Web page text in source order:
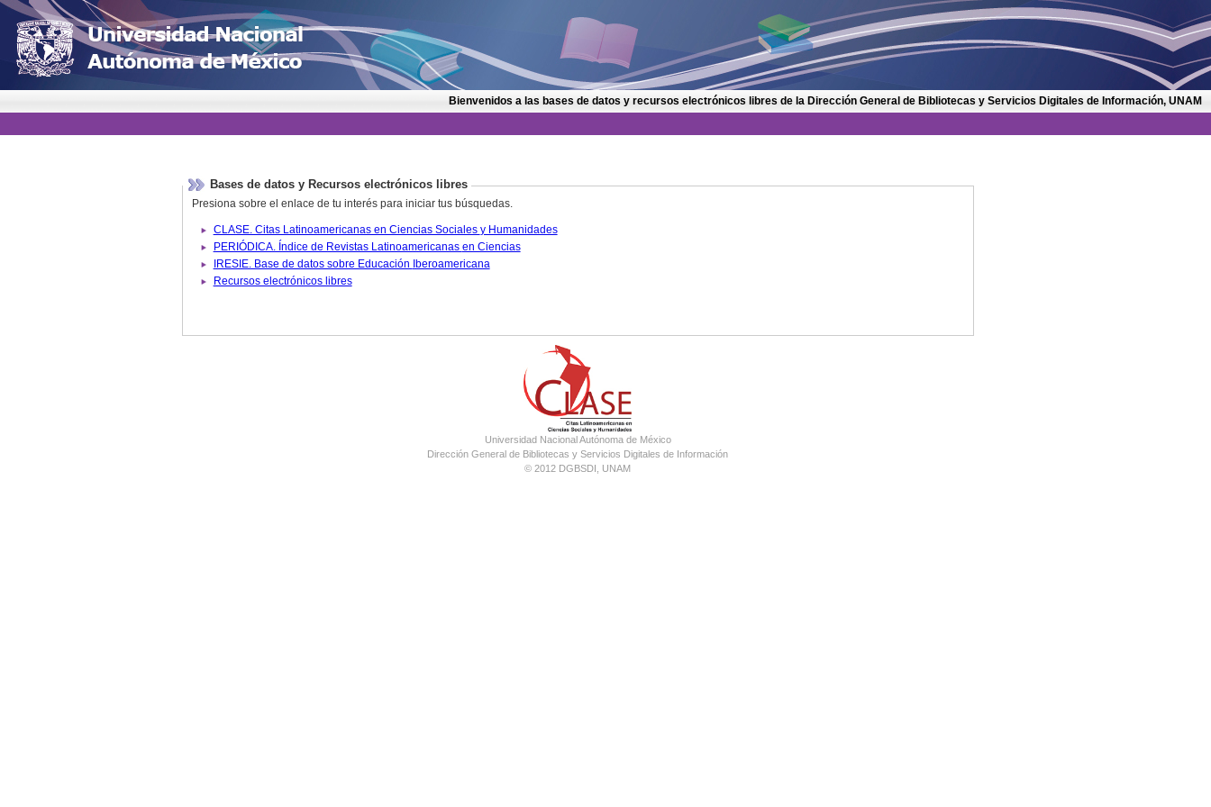
Bienvenidos a las bases de datos y recursos electrónicos libres de la Dirección General de Bibliotecas y Servicios Digitales de Información, UNAM
Bases de datos y Recursos electrónicos libres
Presiona sobre el enlace de tu interés para iniciar tus búsquedas.
CLASE. Citas Latinoamericanas en Ciencias Sociales y Humanidades
PERIÓDICA. Índice de Revistas Latinoamericanas en Ciencias
IRESIE. Base de datos sobre Educación Iberoamericana
Recursos electrónicos libres
Universidad Nacional Autónoma de México
Dirección General de Bibliotecas y Servicios Digitales de Información
© 2012 DGBSDI, UNAM